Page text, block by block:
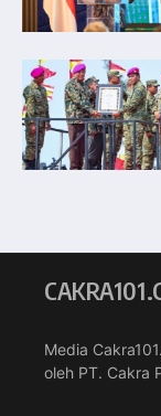
Media
oleh PT. Cakra